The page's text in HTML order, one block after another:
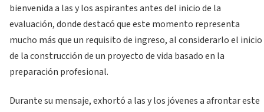
bienvenida a las y los aspirantes antes del inicio de la
evaluación, donde destacó que este momento representa
mucho más que un requisito de ingreso, al considerarlo el inicio
de la construcción de un proyecto de vida basado en la
preparación profesional.
Durante su mensaje, exhortó a las y los jóvenes a afrontar este